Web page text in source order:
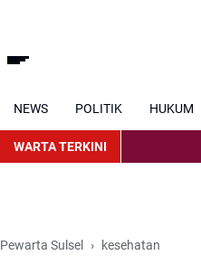
NEWS POLITIK HUKUM
WARTA TERKINI
Pewarta Sulsel kesehatan